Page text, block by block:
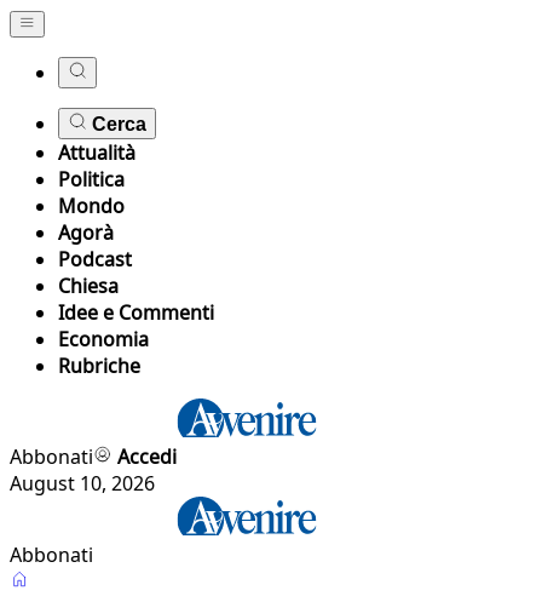
Cerca
Attualità
Politica
Mondo
Agorà
Podcast
Chiesa
Idee e Commenti
Economia
Rubriche
Abbonati
Accedi
August 10, 2026
Abbonati